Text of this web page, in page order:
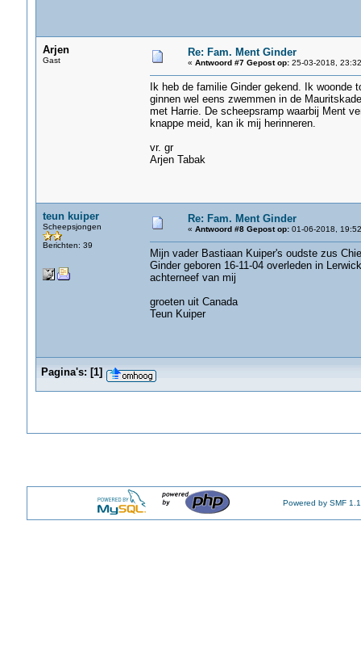
Arjen
Gast
Re: Fam. Ment Ginder
« Antwoord #7 Gepost op:25-03-2018,
Ik heb de familie Ginder gekend. Ik
ginnen wel eens zwemmen in de
met Harrie. De scheepsramp waarbij Ment
knappe meid, kan ik mij herinneren.
vr. gr
Arjen Tabak
teun kuiper
Scheepsjongen
Berichten: 39
Re: Fam. Ment Ginder
« Antwoord #8 Gepost op:01-06-2018,
Mijn vader Bastiaan Kuiper's oudste zus
Ginder geboren 16-11-04 overleden in
achterneef van mij
groeten uit Canada
Teun Kuiper
Pagina's: [1]
Powered by SMF